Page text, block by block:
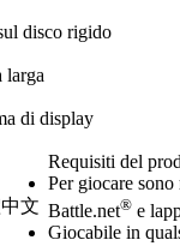
disco rigido
larga
di display
文
Requisiti del
Per giocare
Battle.net® e
Giocabile in